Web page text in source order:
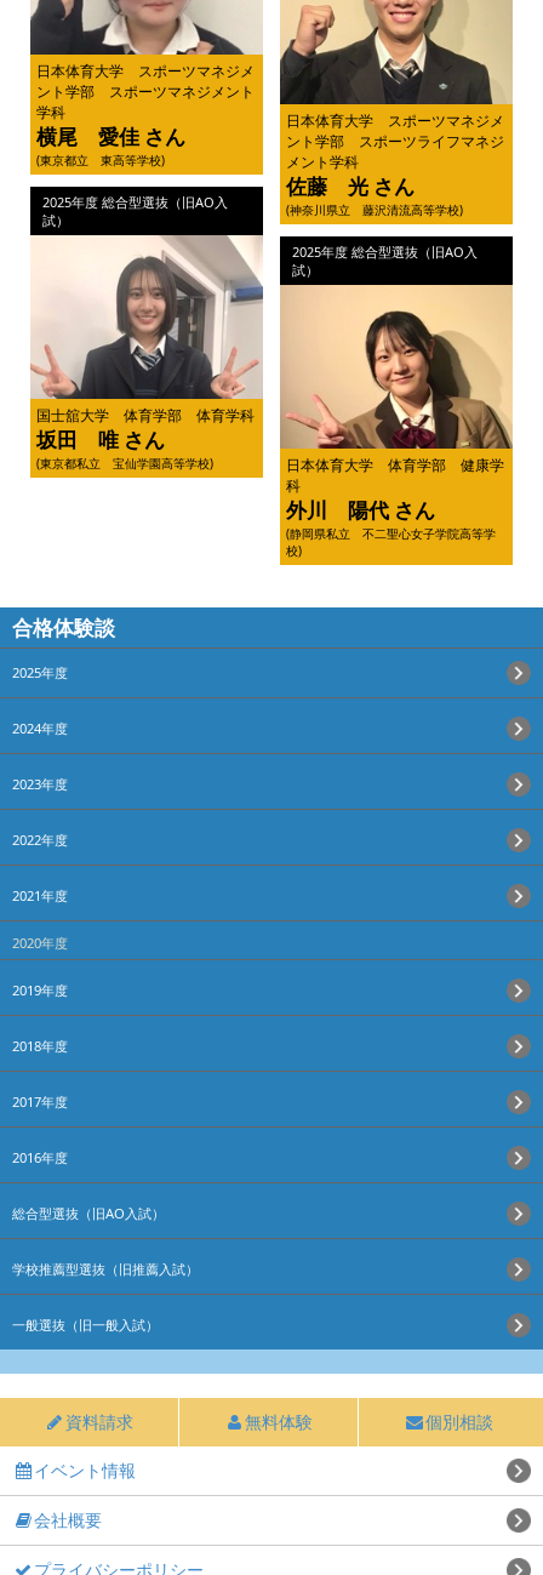
日本体育大学 スポーツマネジメ
ント学部 スポーツマネジメント
学科
横尾 愛佳 さん
(東京都立 東高等学校)
日本体育大学 スポーツマネジメ
ント学部 スポーツライフマネジ
メント学科
佐藤 光 さん
(神奈川県立 藤沢清流高等学校)
2025年度 総合型選抜（旧AO入
試）
国士舘大学 体育学部 体育学科
坂田 唯 さん
(東京都私立 宝仙学園高等学校)
2025年度 総合型選抜（旧AO入
試）
日本体育大学 体育学部 健康学
科
外川 陽代 さん
(静岡県私立 不二聖心女子学院高等学
校)
合格体験談
2025年度
2024年度
2023年度
2022年度
2021年度
2020年度
2019年度
2018年度
2017年度
2016年度
総合型選抜（旧AO入試）
学校推薦型選抜（旧推薦入試）
一般選抜（旧一般入試）
資料請求 無料体験 個別相談
イベント情報
会社概要
プライバシーポリシー